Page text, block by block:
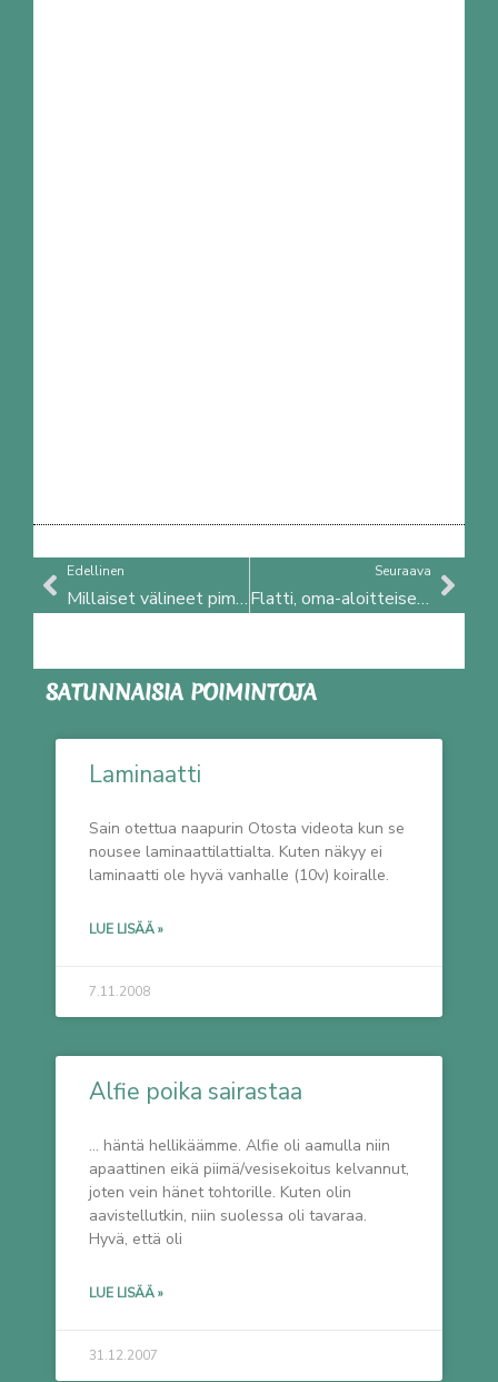
Prev
Edellinen
Millaiset välineet pimeällä? 4 vinkkiä
Seuraava
Flatti, oma-aloitteisesti metsästävä
SATUNNAISIA POIMINTOJA
Laminaatti
Sain otettua naapurin Otosta videota kun se
nousee laminaattilattialta. Kuten näkyy ei
laminaatti ole hyvä vanhalle (10v) koiralle.
LUE LISÄÄ »
7.11.2008
Alfie poika sairastaa
… häntä hellikäämme. Alfie oli aamulla niin
apaattinen eikä piimä/vesisekoitus kelvannut,
joten vein hänet tohtorille. Kuten olin
aavistellutkin, niin suolessa oli tavaraa.
Hyvä, että oli
LUE LISÄÄ »
31.12.2007